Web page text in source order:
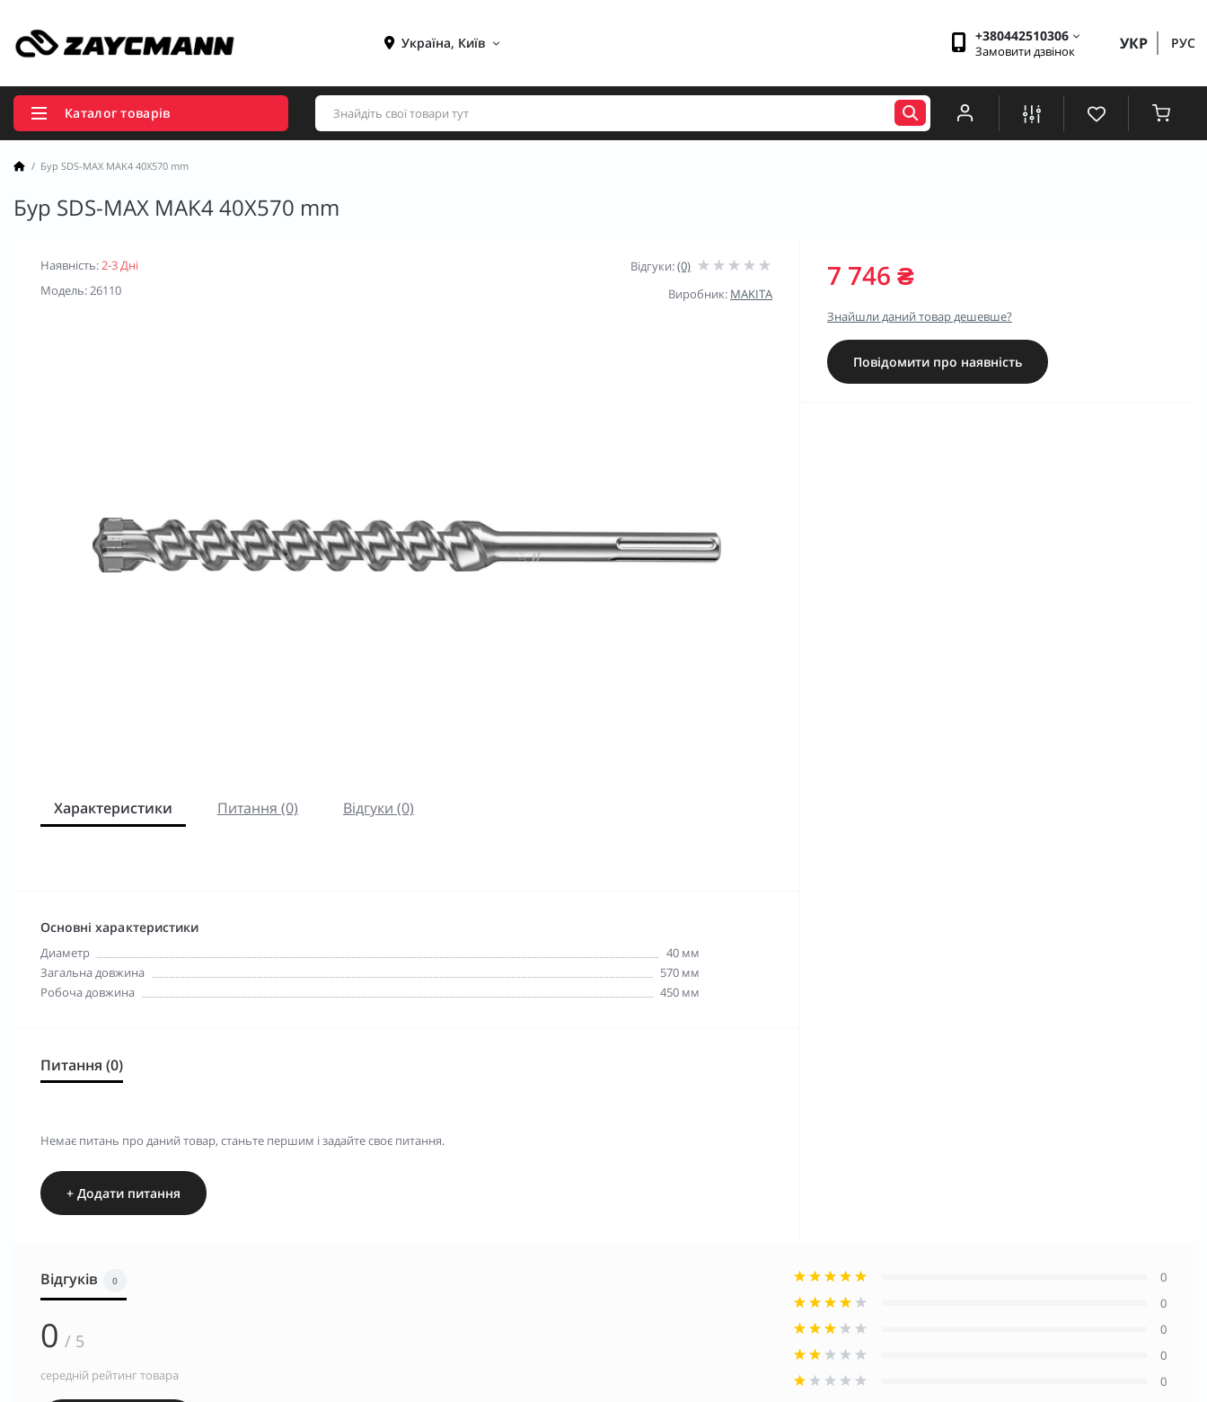
Україна, Київ +380442510306
Замовити дзвінок УКР РУС
Каталог товарів
Бур SDS-MAX MAK4 40X570 mm
Бур SDS-MAX MAK4 40X570 mm
Наявність:2-3 Дні
Модель: 26110
Відгуки:(0)
Виробник: MAKITA
Характеристики Питання (0) Відгуки (0)
Основні характеристики
Диаметр
40 мм
Загальна довжина
570 мм
Робоча довжина
450 мм
Питання (0)
Немає питань про даний товар, станьте першим і задайте своє питання.
+ Додати питання
7 746 ₴
Знайшли даний товар дешевше?
Повідомити про наявність
Відгуків 0
0 / 5
середній рейтинг товара
0
0
0
0
0